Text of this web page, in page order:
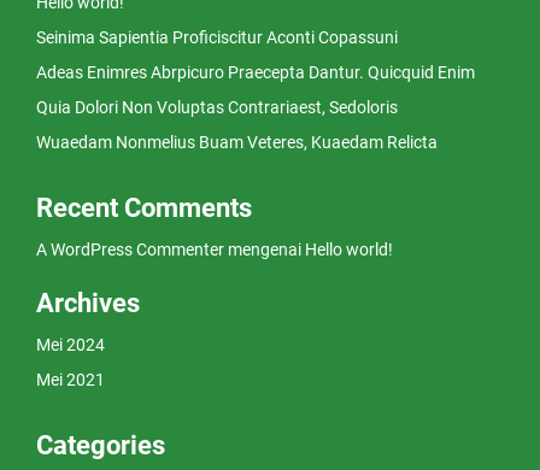
Seinima Sapientia Proficiscitur Aconti Copassuni
Adeas Enimres Abrpicuro Praecepta Dantur. Quicquid Enim
Quia Dolori Non Voluptas Contrariaest, Sedoloris
Wuaedam Nonmelius Buam Veteres, Kuaedam Relicta
Recent Comments
A WordPress Commenter mengenai Hello world!
Archives
Mei 2024
Mei 2021
Categories